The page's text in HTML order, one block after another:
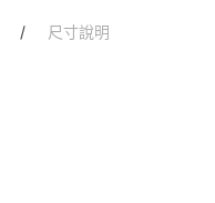
/ 尺寸說明